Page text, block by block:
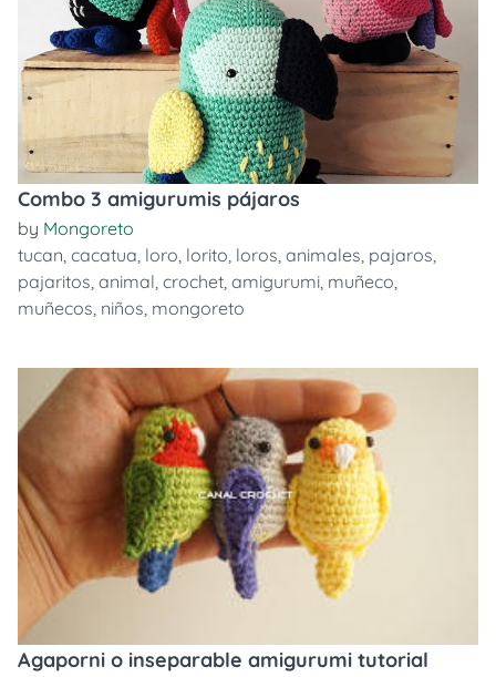
Combo 3 amigurumis pájaros
by Mongoreto
tucan, cacatua, loro, lorito, loros, animales, pajaros,
pajaritos, animal, crochet, amigurumi, muñeco,
muñecos, niños, mongoreto
Agaporni o inseparable amigurumi tutorial